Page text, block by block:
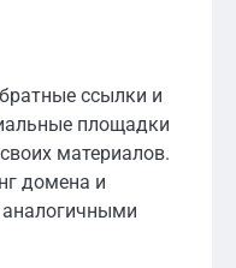
ссылки и
площадки
материалов.
домена и
аналогичными